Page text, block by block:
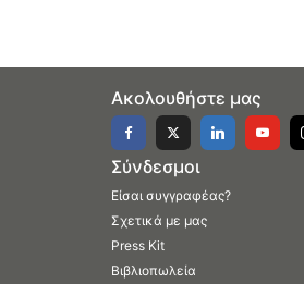
Ακολουθήστε μας
Σύνδεσμοι
Είσαι συγγραφέας?
Σχετικά με μας
Press Kit
Βιβλιοπωλεία